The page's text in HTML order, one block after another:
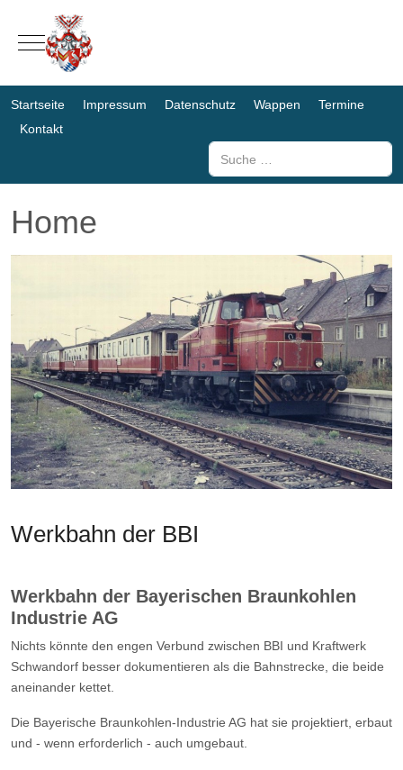
Mobile Menu Toggle
Startseite Impressum Datenschutz Wappen
Termine
Kontakt
Suchen
Home
Werkbahn der BBI
Werkbahn der Bayerischen Braunkohlen
Industrie AG
Nichts könnte den engen Verbund zwischen BBI und Kraftwerk
Schwandorf besser dokumentieren als die Bahnstrecke, die beide
aneinander kettet.
Die Bayerische Braunkohlen-Industrie AG hat sie projektiert, erbaut
und - wenn erforderlich - auch umgebaut.